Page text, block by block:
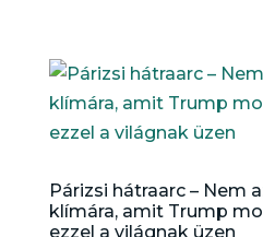
Párizsi hátraarc – Nem
klímára, amit Trump
ezzel a világnak üzen